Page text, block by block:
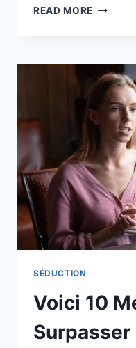
READ MORE 6
MECS
QUE
L’ON
FAIT
POUR
EUX
(ALORS
QUE
PAS
DU
TOUT)
SÉDUCTION
Voici 10